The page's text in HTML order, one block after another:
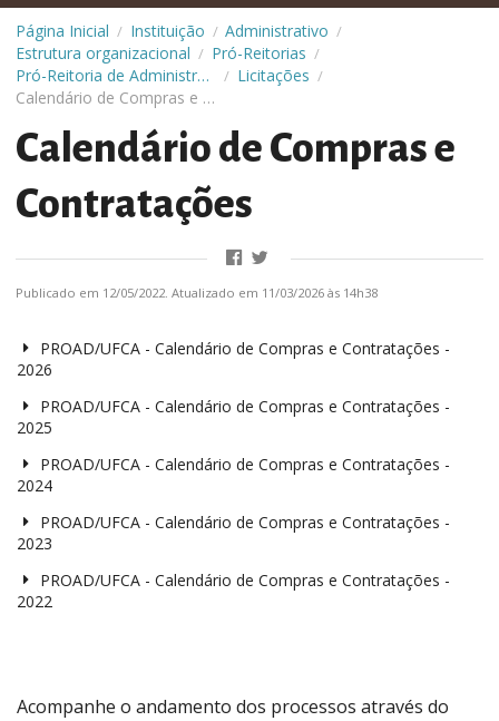
Página Inicial / Instituição / Administrativo /
Estrutura organizacional / Pró-Reitorias /
Pró-Reitoria de Administração (Proad) / Licitações /
Calendário de Compras e Contratações
Calendário de Compras e
Contratações
Publicado em 12/05/2022. Atualizado em 11/03/2026 às 14h38
PROAD/UFCA - Calendário de Compras e Contratações -
2026
PROAD/UFCA - Calendário de Compras e Contratações -
2025
PROAD/UFCA - Calendário de Compras e Contratações -
2024
PROAD/UFCA - Calendário de Compras e Contratações -
2023
PROAD/UFCA - Calendário de Compras e Contratações -
2022
Acompanhe o andamento dos processos através do